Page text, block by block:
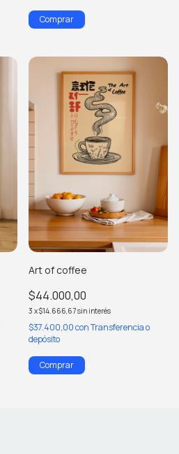
Comprar
Art of coffee
$44.000,00
3 x$14.666,67sin interés
$37.400,00conTransferencia o
depósito
Comprar